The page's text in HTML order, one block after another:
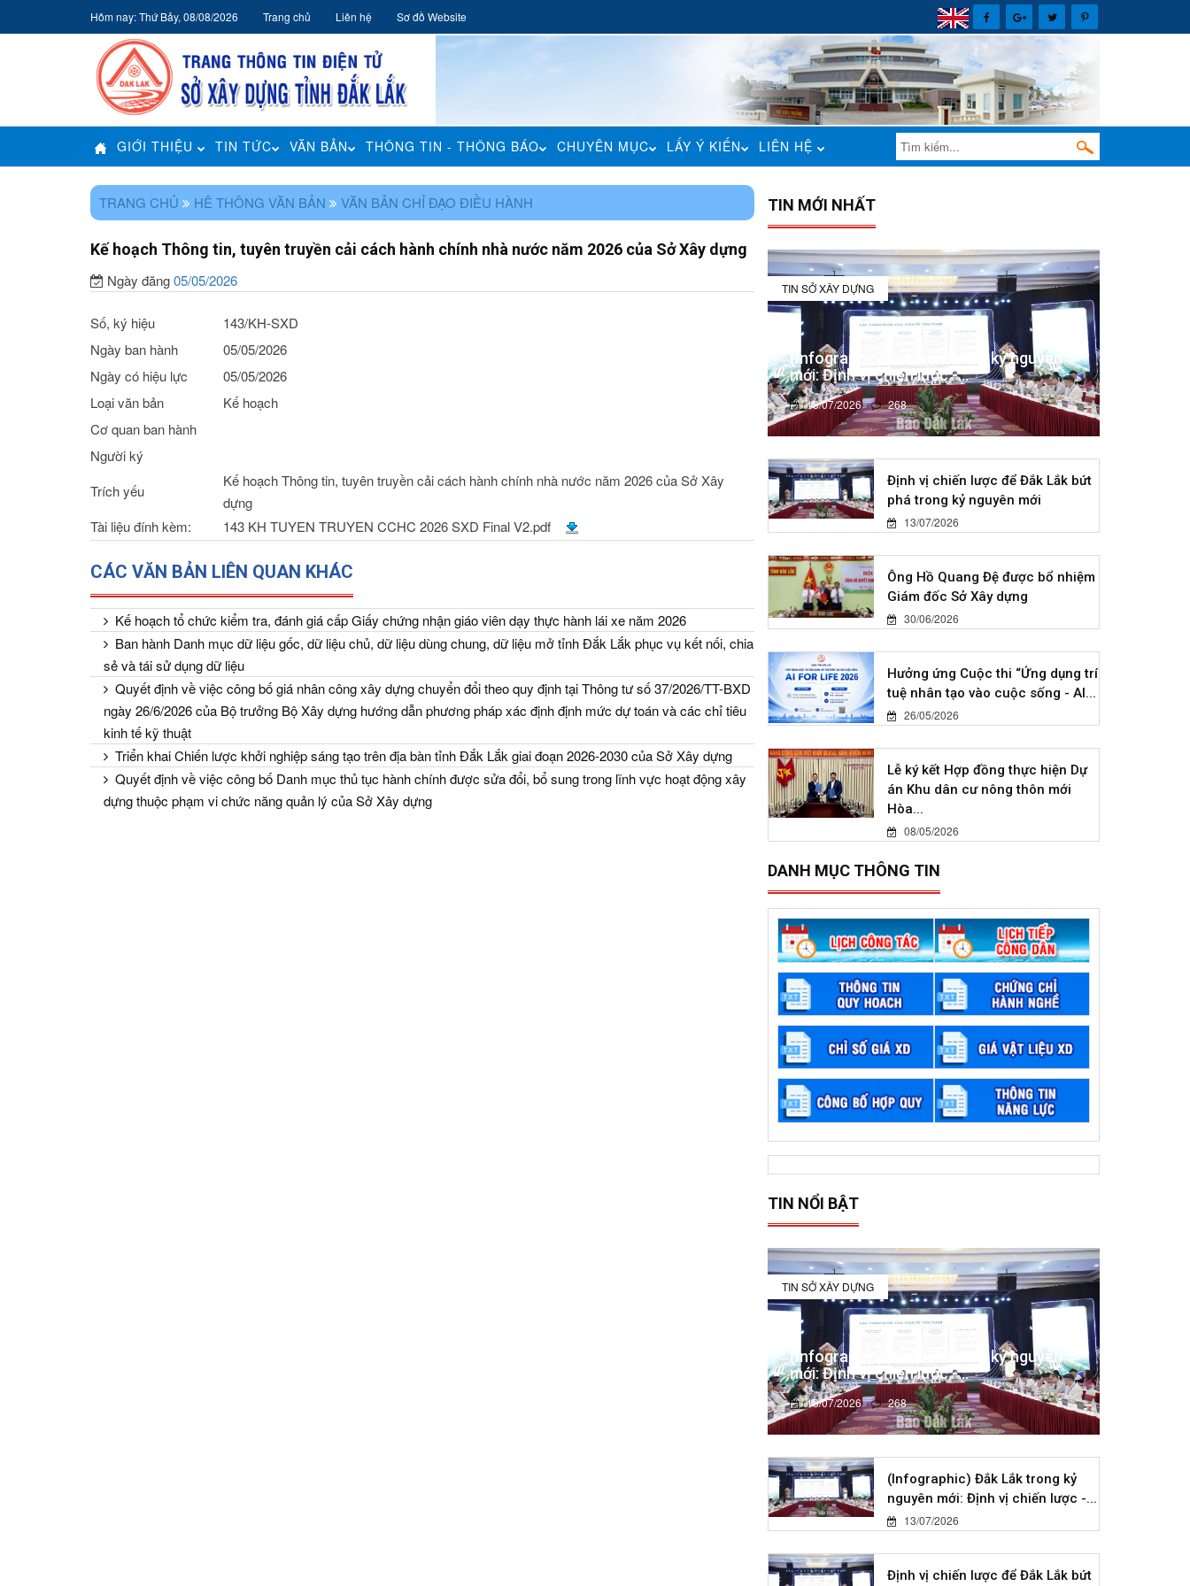
Hôm nay: Thứ Bảy, 08/08/2026 Trang chủ Liên hệ Sơ đồ Website
GIỚI THIỆU TIN TỨC VĂN BẢN THÔNG TIN - THÔNG BÁO CHUYÊN MỤC LẤY Ý KIẾN LIÊN HỆ
TRANG CHỦ HÊ THÔNG VĂN BẢN VĂN BẢN CHỈ ĐẠO ĐIỀU HÀNH
Kế hoạch Thông tin, tuyên truyền cải cách hành chính nhà nước năm 2026 của Sở Xây dựng
Ngày đăng05/05/2026
Số, ký hiệu
143/KH-SXD
Ngày ban hành
05/05/2026
Ngày có hiệu lực
05/05/2026
Loại văn bản
Kế hoạch
Cơ quan ban hành
Người ký
Trích yếu
Kế hoạch Thông tin, tuyên truyền cải cách hành chính nhà nước năm 2026 của Sở Xây
dựng
Tài liệu đính kèm:
143 KH TUYEN TRUYEN CCHC 2026 SXD Final V2.pdf
CÁC VĂN BẢN LIÊN QUAN KHÁC
Kế hoạch tổ chức kiểm tra, đánh giá cấp Giấy chứng nhận giáo viên dạy thực hành lái xe năm 2026
Ban hành Danh mục dữ liệu gốc, dữ liệu chủ, dữ liệu dùng chung, dữ liệu mở tỉnh Đắk Lắk phục vụ kết nối, chia
sẻ và tái sử dụng dữ liệu
Quyết định về việc công bố giá nhân công xây dựng chuyển đổi theo quy định tại Thông tư số 37/2026/TT-BXD
ngày 26/6/2026 của Bộ trưởng Bộ Xây dựng hướng dẫn phương pháp xác định định mức dự toán và các chỉ tiêu
kinh tế kỹ thuật
Triển khai Chiến lược khởi nghiệp sáng tạo trên địa bàn tỉnh Đắk Lắk giai đoạn 2026-2030 của Sở Xây dựng
Quyết định về việc công bố Danh mục thủ tục hành chính được sửa đổi, bổ sung trong lĩnh vực hoạt động xây
dựng thuộc phạm vi chức năng quản lý của Sở Xây dựng
TIN MỚI NHẤT
TIN SỞ XÂY DỰNG
(Infographic) Đắk Lắk trong kỷ nguyên
mới: Định vị chiến lược -...
13/07/2026 268
Định vị chiến lược để Đắk Lắk bứt
phá trong kỷ nguyên mới
13/07/2026
Ông Hồ Quang Đệ được bổ nhiệm
Giám đốc Sở Xây dựng
30/06/2026
Hưởng ứng Cuộc thi “Ứng dụng trí
tuệ nhân tạo vào cuộc sống - AI...
26/05/2026
Lễ ký kết Hợp đồng thực hiện Dự
án Khu dân cư nông thôn mới
Hòa...
08/05/2026
DANH MỤC THÔNG TIN
TIN NỔI BẬT
TIN SỞ XÂY DỰNG
(Infographic) Đắk Lắk trong kỷ nguyên
mới: Định vị chiến lược -...
13/07/2026 268
(Infographic) Đắk Lắk trong kỷ
nguyên mới: Định vị chiến lược -...
13/07/2026
Định vị chiến lược để Đắk Lắk bứt